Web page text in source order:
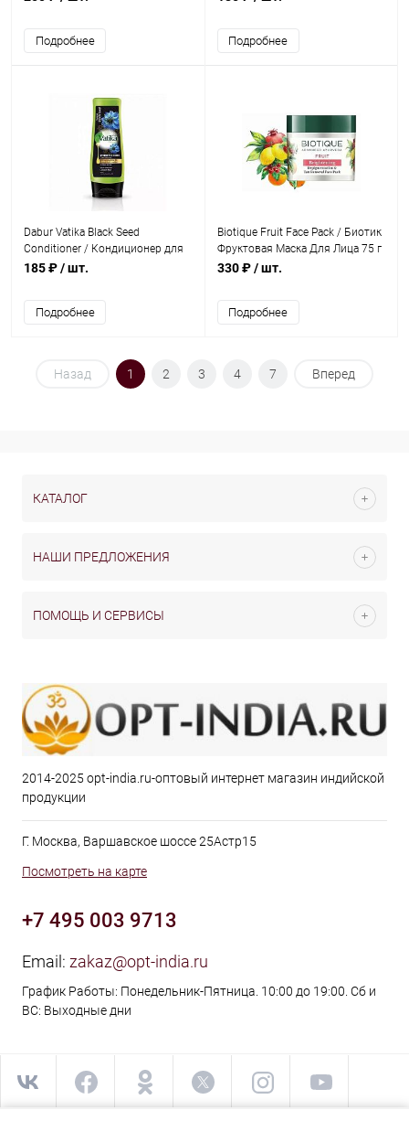
Подробнее Подробнее
Dabur Vatika Black Seed
Conditioner / Кондиционер для
Волос с Турецкий Черный Тмин
185 ₽/ шт.
Подробнее
Biotique Fruit Face Pack / Биотик
Фруктовая Маска Для Лица 75 г
330 ₽/ шт.
Подробнее
Назад 1 2 3 4 7 Вперед
КАТАЛОГ
НАШИ ПРЕДЛОЖЕНИЯ
ПОМОЩЬ И СЕРВИСЫ
2014-2025 opt-india.ru-оптовый интернет магазин индийской
продукции
Г. Москва, Варшавское шоссе 25Астр15
Посмотреть на карте
+7 495 003 9713
Email: zakaz@opt-india.ru
График Работы: Понедельник-Пятница. 10:00 до 19:00. Сб и
ВС: Выходные дни